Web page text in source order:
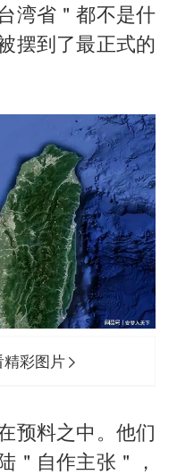
湾省＂都不是什
摆到了最正式的
彩图片
预料之中。他们
＂自作主张＂，